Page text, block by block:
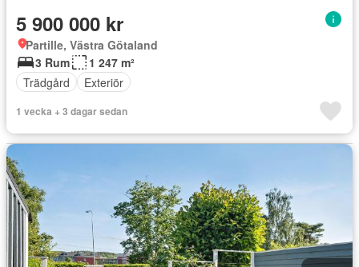
5 900 000 kr
Partille, Västra Götaland
3 Rum
1 247 m²
Trädgård
Exteriör
1 vecka + 3 dagar sedan